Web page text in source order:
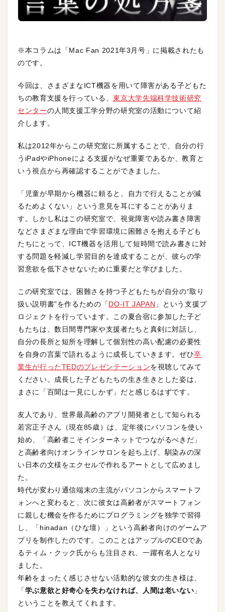
※本コラムは「Mac Fan 2021年3月号」に掲載されたも
のです。
今回は、さまざまなICT機器を用いて障害がある子どもた
ちの教育支援を行っている、東京大学先端科学技術研究
センターの人間支援工学分野の研究室の活動について紹
介します。
私は2012年からこの研究室に所属することで、自分の行
うiPadやiPhoneによる支援がなぜ重要であるか、教育と
いう視点から再確認することができました。
「児童が早期から機器に頼ると、自力で行えることが減
るためよくない」という意見を耳にすることがありま
す。しかし私はこの研究室で、視覚障害や読み書き障害
などさまざまな理由で学習環境に困難さを抱える子ども
たちにとって、ICT機器を活用して短時間で読み書きに対
する問題を軽減し学習目的を達成することが、彼らの学
習意欲を低下させないために重要だと学びました。
この研究室では、困難さを持つ子どもたちが自分の“取り
扱い説明書”を作るための「DO-IT JAPAN 」という支援プ
ロジェクトを行っています。この夏合宿に参加した子ど
もたちは、数日間専門家や支援者たちと真剣に対話し、
自分の長所と短所を理解して個別性の高い配慮の必要性
を自身の言葉で語れるように成長していきます。ぜひ卒
業生が行ったTEDのプレゼンテーションを視聴してみて
ください。成長した子どもたちの生き生きとした姿は、
まさに「百聞は一見にしかず」だと感じるはずです。
友人であり、世界最高齢のアプリ開発者として知られる
若宮正子さん（現在85歳）は、定年後にパソコンを使い
始め、「高齢者こそインターネットでつながるべきだ」
と高齢者向けオンラインサロンを起ち上げ、馴染みの深
い日本の文様をエクセルで作れるアートとして広めまし
た。
時代が変わり通信端末の主流がパソコンからスマートフ
ォンへと変わると、次に彼女は高齢者がスマートフォン
に親しむ機会を作るためにプログラミングを独学で習得
し、「hinadan（ひな壇）」という高齢者向けのゲームア
プリを制作したのです。このことはアップルのCEOであ
るティム・クック氏からも注目され、一躍有名人となり
ました。
年齢をまったく感じさせない活動的な彼女の生き様は、
「学ぶ意欲と好奇心を失わなければ、人間は老いない 」
ということを教えてくれます。